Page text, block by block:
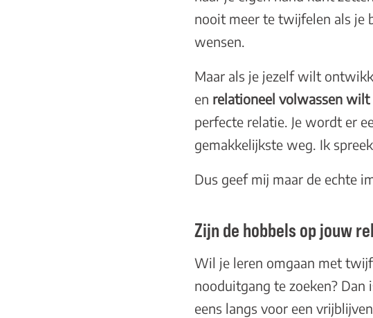
nooit meer te twijfelen als je
wensen.
Maar als je jezelf wilt
en relationeel volwassen
perfecte relatie. Je wordt er
gemakkelijkste weg. Ik
Dus geef mij maar de echte
Zijn de hobbels op jouw
Wil je leren omgaan met
nooduitgang te zoeken? Dan
eens langs voor een